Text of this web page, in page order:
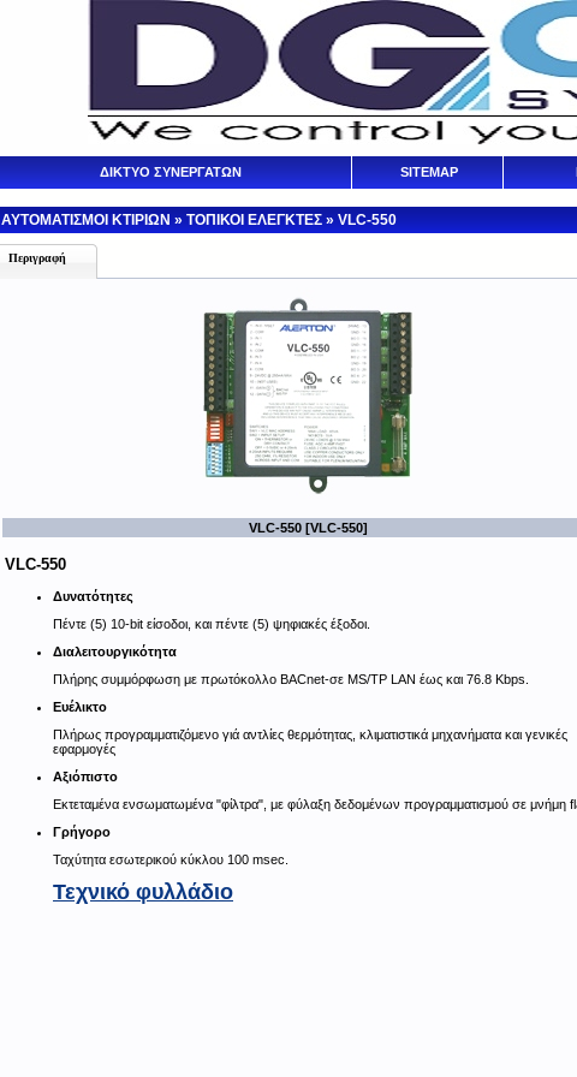
ΔΙΚΤΥΟ ΣΥΝΕΡΓΑΤΩΝ SITEMAP
ΑΥΤΟΜΑΤΙΣΜΟΙ ΚΤΙΡΙΩΝ » ΤΟΠΙΚΟΙ ΕΛΕΓΚΤΕΣ » VLC-550
Περιγραφή
VLC-550 [VLC-550]
VLC-550
Δυνατότητες
Πέντε (5) 10-bit είσοδοι, και πέντε (5) ψηφιακές έξοδοι.
Διαλειτουργικότητα
Πλήρης συμμόρφωση με πρωτόκολλο BACnet-σε MS/TP LAN έως και 76.8 Kbps.
Ευέλικτο
Πλήρως προγραμματιζόμενο γιά αντλίες θερμότητας, κλιματιστικά μηχανήματα και γενικές
εφαρμογές
Αξιόπιστο
Εκτεταμένα ενσωματωμένα "φίλτρα", με φύλαξη δεδομένων προγραμματισμού σε μνήμη
Γρήγορο
Ταχύτητα εσωτερικού κύκλου 100 msec.
Τεχνικό φυλλάδιο